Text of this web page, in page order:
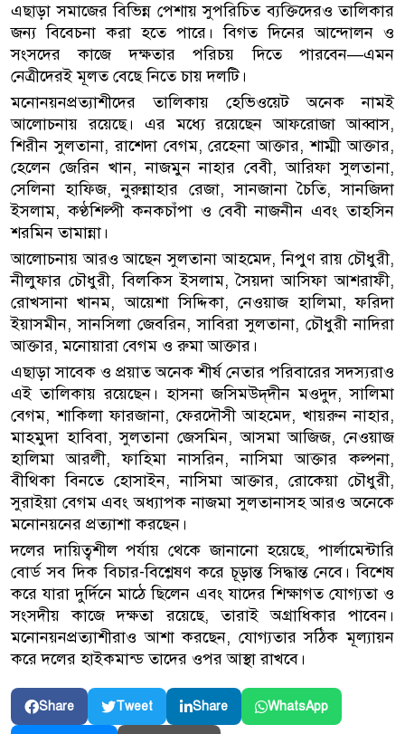
এছাড়া সমাজের বিভিন্ন পেশায় সুপরিচিত ব্যক্তিদেরও তালিকার
জন্য বিবেচনা করা হতে পারে। বিগত দিনের আন্দোলন ও
সংসদের কাজে দক্ষতার পরিচয় দিতে পারবেন—এমন
নেত্রীদেরই মূলত বেছে নিতে চায় দলটি।
মনোনয়নপ্রত্যাশীদের তালিকায় হেভিওয়েট অনেক নামই
আলোচনায় রয়েছে। এর মধ্যে রয়েছেন আফরোজা আব্বাস,
শিরীন সুলতানা, রাশেদা বেগম, রেহেনা আক্তার, শাম্মী আক্তার,
হেলেন জেরিন খান, নাজমুন নাহার বেবী, আরিফা সুলতানা,
সেলিনা হাফিজ, নুরুন্নাহার রেজা, সানজানা চৈতি, সানজিদা
ইসলাম, কণ্ঠশিল্পী কনকচাঁপা ও বেবী নাজনীন এবং তাহসিন
শরমিন তামান্না।
আলোচনায় আরও আছেন সুলতানা আহমেদ, নিপুণ রায় চৌধুরী,
নীলুফার চৌধুরী, বিলকিস ইসলাম, সৈয়দা আসিফা আশরাফী,
রোখসানা খানম, আয়েশা সিদ্দিকা, নেওয়াজ হালিমা, ফরিদা
ইয়াসমীন, সানসিলা জেবরিন, সাবিরা সুলতানা, চৌধুরী নাদিরা
আক্তার, মনোয়ারা বেগম ও রুমা আক্তার।
এছাড়া সাবেক ও প্রয়াত অনেক শীর্ষ নেতার পরিবারের সদস্যরাও
এই তালিকায় রয়েছেন। হাসনা জসিমউদ্‌দীন মওদুদ, সালিমা
বেগম, শাকিলা ফারজানা, ফেরদৌসী আহমেদ, খায়রুন নাহার,
মাহমুদা হাবিবা, সুলতানা জেসমিন, আসমা আজিজ, নেওয়াজ
হালিমা আরলী, ফাহিমা নাসরিন, নাসিমা আক্তার কল্পনা,
বীথিকা বিনতে হোসাইন, নাসিমা আক্তার, রোকেয়া চৌধুরী,
সুরাইয়া বেগম এবং অধ্যাপক নাজমা সুলতানাসহ আরও অনেকে
মনোনয়নের প্রত্যাশা করছেন।
দলের দায়িত্বশীল পর্যায় থেকে জানানো হয়েছে, পার্লামেন্টারি
বোর্ড সব দিক বিচার-বিশ্লেষণ করে চূড়ান্ত সিদ্ধান্ত নেবে। বিশেষ
করে যারা দুর্দিনে মাঠে ছিলেন এবং যাদের শিক্ষাগত যোগ্যতা ও
সংসদীয় কাজে দক্ষতা রয়েছে, তারাই অগ্রাধিকার পাবেন।
মনোনয়নপ্রত্যাশীরাও আশা করছেন, যোগ্যতার সঠিক মূল্যায়ন
করে দলের হাইকমান্ড তাদের ওপর আস্থা রাখবে।
Share Tweet Share WhatsApp